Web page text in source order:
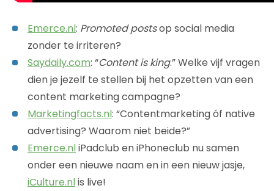
Emerce.nl: Promoted postsop social media
zonder te irriteren?
Saydaily.com: “Content is king.” Welke vijf vragen
dien je jezelf te stellen bij het opzetten van een
content marketing campagne?
Marketingfacts.nl: “Contentmarketing óf native
advertising? Waarom niet beide?”
Emerce.nliPadclub en iPhoneclub nu samen
onder een nieuwe naam en in een nieuw jasje,
iCulture.nlis live!